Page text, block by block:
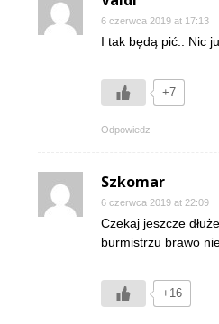
6 czerwca 2019 at 17:13
I tak będą pić.. Nic
+7
Odpowiedz
Szkomar
6 czerwca 2019 at 22:09
Czekaj jeszcze
burmistrzu brawo
+16